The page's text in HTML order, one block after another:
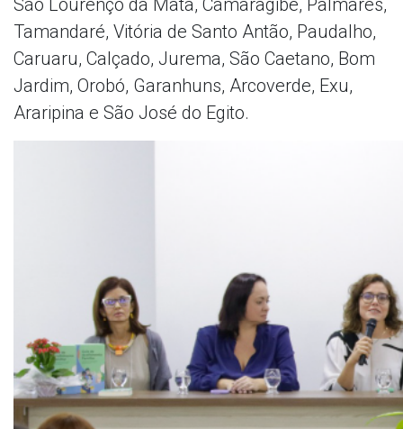
Tamandaré, Vitória de Santo Antão, Paudalho,
Caruaru, Calçado, Jurema, São Caetano, Bom
Jardim, Orobó, Garanhuns, Arcoverde, Exu,
Araripina e São José do Egito.